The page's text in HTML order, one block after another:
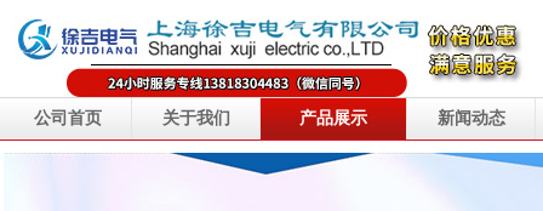
公司首页 关于我们 产品展示 新闻动态